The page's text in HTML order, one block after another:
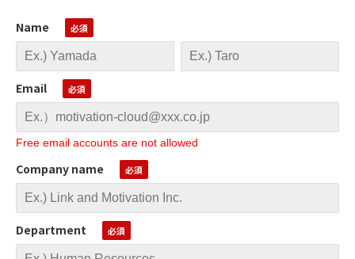
Name
Email
Free email accounts are not allowed
Company name
Department